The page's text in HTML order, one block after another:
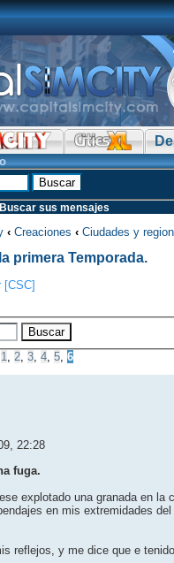
Buscar sus mensajes
‹ Creaciones ‹ Ciudades y
primera Temporada.
[CSC]
1,2,3,4,5,6
22:28
fuga.
explotado una granada en
en mis extremidades
reflejos, y me dice que e